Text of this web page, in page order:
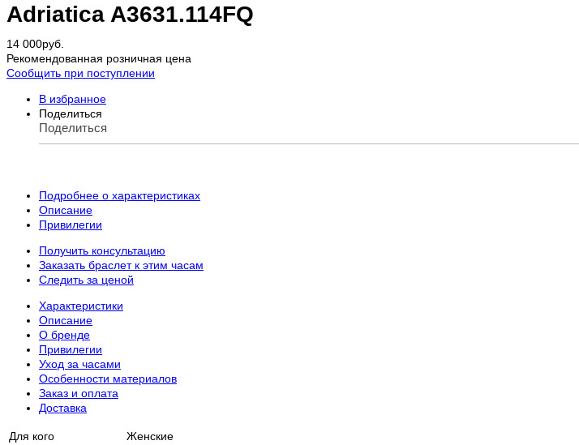
Adriatica A3631.114FQ
14 000руб.
Рекомендованная розничная цена
Сообщить при поступлении
В избранное
Поделиться
Поделиться
Подробнее о характеристиках
Описание
Привилегии
Получить консультацию
Заказать браслет к этим часам
Следить за ценой
Характеристики
Описание
О бренде
Привилегии
Уход за часами
Особенности материалов
Заказ и оплата
Доставка
Для кого
Женские